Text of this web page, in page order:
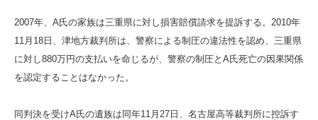
2007年、A氏の家族は三重県に対し損害賠償請求を提訴する。2010年
11月18日、津地方裁判所は、警察による制圧の違法性を認め、三重県
に対し880万円の支払いを命じるが、警察の制圧とA氏死亡の因果関係
を認定することはなかった。
同判決を受けA氏の遺族は同年11月27日、名古屋高等裁判所に控訴す